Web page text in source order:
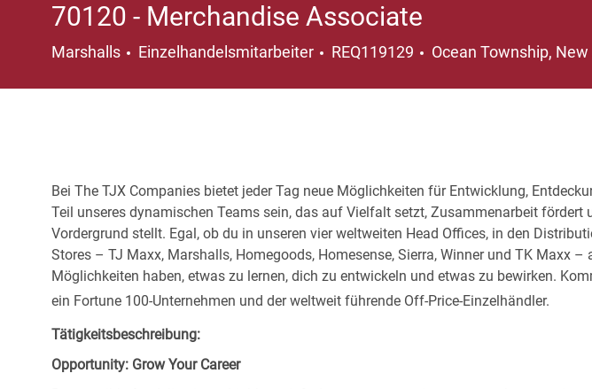
70120 - Merchandise Associate
Marshalls Kategorie
Einzelhandelsmitarbeiter REQ119129 Ort
Ocean Township,
Bei The TJX Companies bietet jeder Tag neue Möglichkeiten für Entwicklung,
Teil unseres dynamischen Teams sein, das auf Vielfalt setzt, Zusammenarbeit fördert
Vordergrund stellt. Egal, ob du in unseren vier weltweiten Head Offices, in den
Stores – TJ Maxx, Marshalls, Homegoods, Homesense, Sierra, Winner und TK Maxx –
Möglichkeiten haben, etwas zu lernen, dich zu entwickeln und etwas zu bewirken.
ein Fortune 100-Unternehmen und der weltweit führende Off-Price-Einzelhändler.
Tätigkeitsbeschreibung:
Opportunity: Grow Your Career